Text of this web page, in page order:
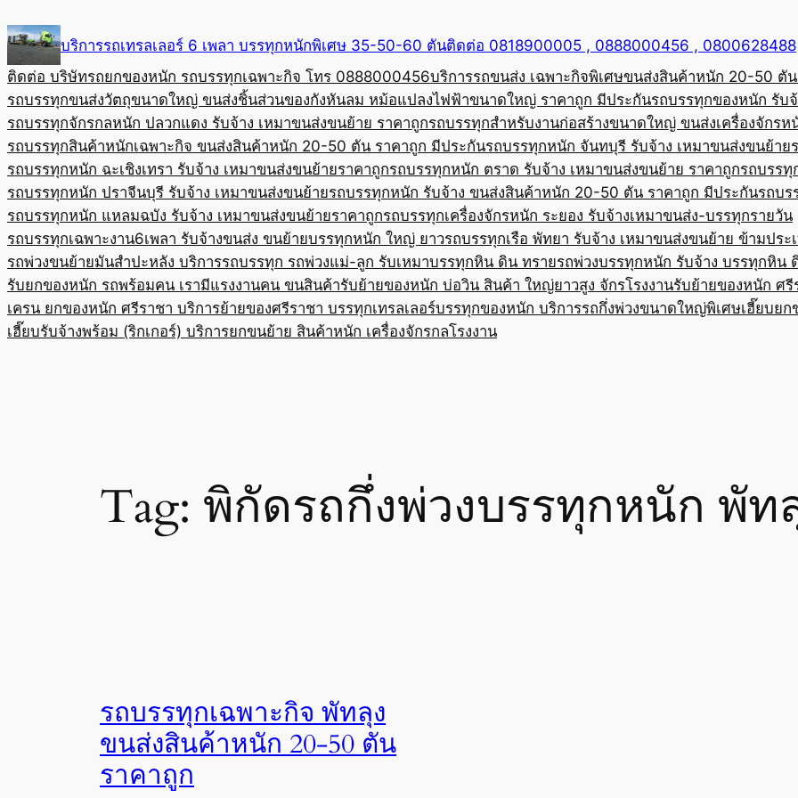
to
content
บริการรถเทรลเลอร์ 6 เพลา บรรทุกหนักพิเศษ 35-50-60 ตันติดต่อ 0818900005 , 0888000456 , 0800628488
ติดต่อ บริษัทรถยกของหนัก รถบรรทุกเฉพาะกิจ โทร 0888000456บริการรถขนส่ง เฉพาะกิจพิเศษขนส่งสินค้าหนัก 20-50 ตั
รถบรรทุกขนส่งวัตถุขนาดใหญ่ ขนส่งชิ้นส่วนของกังหันลม หม้อแปลงไฟฟ้าขนาดใหญ่ ราคาถูก มีประกันรถบรรทุกของหนัก รับจ้
รถบรรทุกจักรกลหนัก ปลวกแดง รับจ้าง เหมาขนส่งขนย้าย ราคาถูกรถบรรทุกสำหรับงานก่อสร้างขนาดใหญ่ ขนส่งเครื่องจักร
รถบรรทุกสินค้าหนักเฉพาะกิจ ขนส่งสินค้าหนัก 20-50 ตัน ราคาถูก มีประกันรถบรรทุกหนัก จันทบุรี รับจ้าง เหมาขนส่งขนย้าย
รถบรรทุกหนัก ฉะเชิงเทรา รับจ้าง เหมาขนส่งขนย้ายราคาถูกรถบรรทุกหนัก ตราด รับจ้าง เหมาขนส่งขนย้าย ราคาถูกรถบรรทุ
รถบรรทุกหนัก ปราจีนบุรี รับจ้าง เหมาขนส่งขนย้ายรถบรรทุกหนัก รับจ้าง ขนส่งสินค้าหนัก 20-50 ตัน ราคาถูก มีประกันรถบร
รถบรรทุกหนัก แหลมฉบัง รับจ้าง เหมาขนส่งขนย้ายราคาถูกรถบรรทุกเครื่องจักรหนัก ระยอง รับจ้างเหมาขนส่ง-บรรทุกรายวัน
รถบรรทุกเฉพาะงาน6เพลา รับจ้างขนส่ง ขนย้ายบรรทุกหนัก ใหญ่ ยาวรถบรรทุกเรือ พัทยา รับจ้าง เหมาขนส่งขนย้าย ข้ามประ
รถพ่วงขนย้ายมันสำปะหลัง บริการรถบรรทุก รถพ่วงแม่-ลูก รับเหมาบรรทุกหิน ดิน ทรายรถพ่วงบรรทุกหนัก รับจ้าง บรรทุกหิน
รับยกของหนัก รถพร้อมคน เรามีแรงงานคน ขนสินค้ารับย้ายของหนัก บ่อวิน สินค้า ใหญ่ยาวสูง จักรโรงงานรับย้ายของหนัก ศรี
เครน ยกของหนัก ศรีราชา บริการย้ายของศรีราชา บรรทุกเทรลเลอร์บรรทุกของหนัก บริการรถกึ่งพ่วงขนาดใหญ่พิเศษเฮี๊ยบยก
เฮี๊ยบรับจ้างพร้อม (ริกเกอร์) บริการยกขนย้าย สินค้าหนัก เครื่องจักรกลโรงงาน
Tag: พิกัดรถกึ่งพ่วงบรรทุกหนัก พัท
รถบรรทุกเฉพาะกิจ พัทลุง
ขนส่งสินค้าหนัก 20-50 ตัน
ราคาถูก